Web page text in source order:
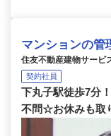
マンションの管
住友不動産建物サービ
契約社員
下丸子駅徒歩7分
不問☆お休みも取